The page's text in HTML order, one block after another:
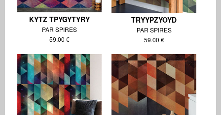
KYTZ TPYGYTYRY
PAR SPIRES
59.00 €
TRYYPZYOYD
PAR SPIRES
59.00 €